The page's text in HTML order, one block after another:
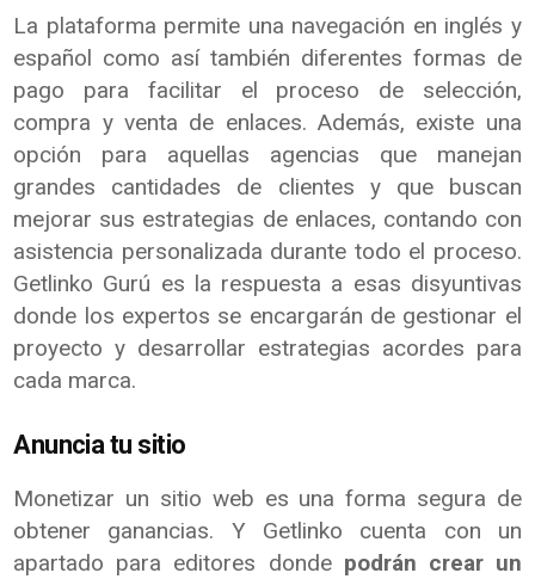
La plataforma permite una navegación en inglés y
español como así también diferentes formas de
pago para facilitar el proceso de selección,
compra y venta de enlaces. Además, existe una
opción para aquellas agencias que manejan
grandes cantidades de clientes y que buscan
mejorar sus estrategias de enlaces, contando con
asistencia personalizada durante todo el proceso.
Getlinko Gurú es la respuesta a esas disyuntivas
donde los expertos se encargarán de gestionar el
proyecto y desarrollar estrategias acordes para
cada marca.
Anuncia tu sitio
Monetizar un sitio web es una forma segura de
obtener ganancias. Y Getlinko cuenta con un
apartado para editores donde podrán crear un